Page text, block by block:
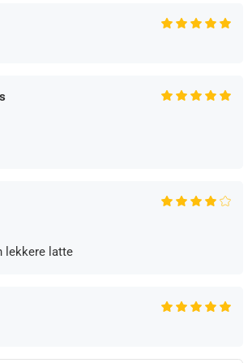
lekkere latte